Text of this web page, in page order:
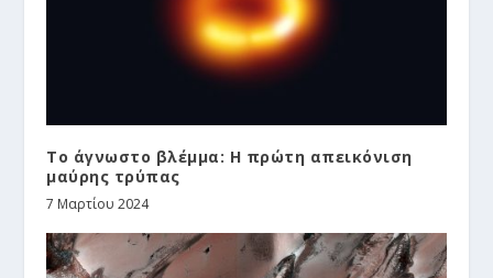
Το άγνωστο βλέμμα: Η πρώτη απεικόνιση
μαύρης τρύπας
7 Μαρτίου 2024